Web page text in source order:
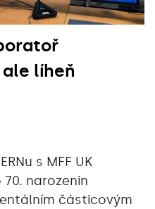
líheň
s MFF UK
narozenin
částicovým